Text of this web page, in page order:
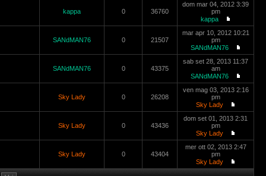
kappa 0 36760
dom mar 04, 2012 3:39
pm
kappa
SANdMAN76 0 21507
mar apr 10, 2012 10:21
pm
SANdMAN76
SANdMAN76 0 43375
sab set 28, 2013 11:37
am
SANdMAN76
Sky Lady 0 26208
ven mag 03, 2013 2:16
pm
Sky Lady
Sky Lady 0 43436
dom set 01, 2013 2:31
pm
Sky Lady
Sky Lady 0 43404
mer ott 02, 2013 2:47
pm
Sky Lady